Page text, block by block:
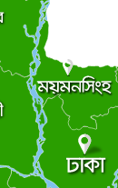
চেষ্টার অভিযোগে
হয়নি সাইক্লোন
এমডি